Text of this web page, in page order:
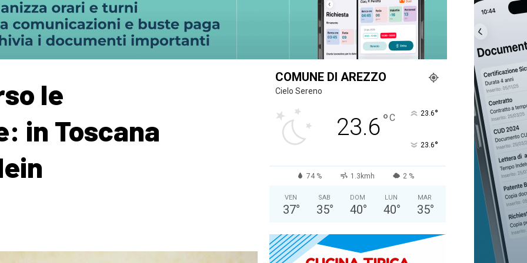
le
in Toscana
COMUNE DI AREZZO
Cielo Sereno
23.6°C 23.6°
23.6°
74 % 1.3kmh 2 %
VEN
37°
SAB
35°
DOM
40°
LUN
40°
MAR
35°